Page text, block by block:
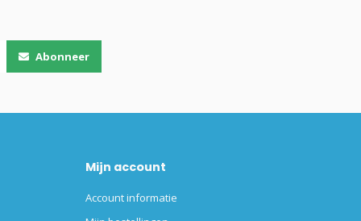
Abonneer
Mijn account
Account informatie